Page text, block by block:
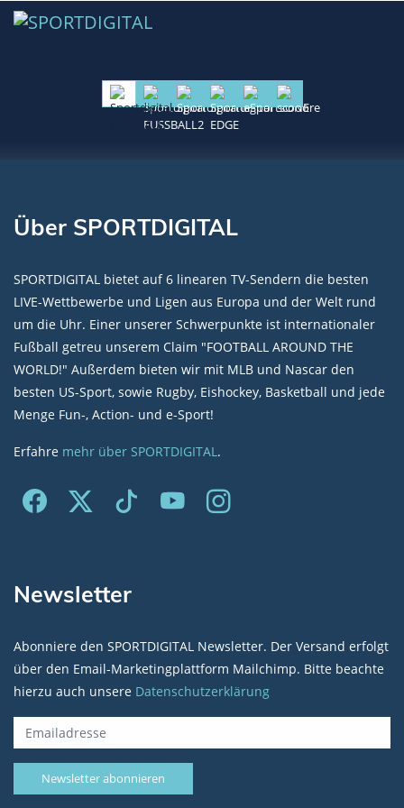
Über SPORTDIGITAL
SPORTDIGITAL bietet auf 6 linearen TV-Sendern die besten
LIVE-Wettbewerbe und Ligen aus Europa und der Welt rund
um die Uhr. Einer unserer Schwerpunkte ist internationaler
Fußball getreu unserem Claim "FOOTBALL AROUND THE
WORLD!" Außerdem bieten wir mit MLB und Nascar den
besten US-Sport, sowie Rugby, Eishockey, Basketball und jede
Menge Fun-, Action- und e-Sport!
Erfahre mehr über SPORTDIGITAL.
Newsletter
Abonniere den SPORTDIGITAL Newsletter. Der Versand erfolgt
über den Email-Marketingplattform Mailchimp. Bitte beachte
hierzu auch unsere Datenschutzerklärung